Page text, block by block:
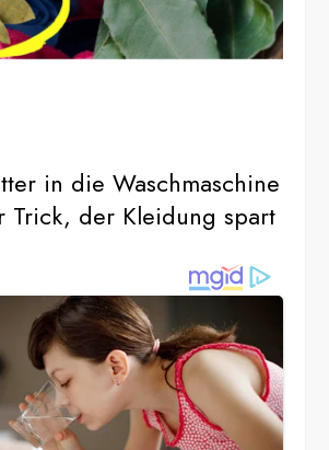
in die Waschmaschine
Trick, der Kleidung spart